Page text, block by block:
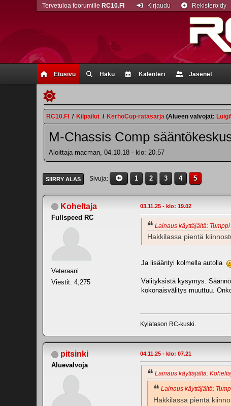
Etusivu Haku Kalenteri Jäsenet
Tervetuloa foorumille RC10.FI Kirjaudu Rekisteröidy
RC10.FI / Kilpailut / KerhoCup-ratasarja (Alueen valvojat:
M-Chassis Comp
Aloittaja macman, 04.10.18 - klo: 20.57
SIIRRY ALAS Sivuja 1 2 3 4 5
Koheltaja
Fullspeed RC
Veteraani
Viestit: 4,275
03.11.25 - klo: 19.02
Lainaus käyttäjältä:
Hakkilassa pientä
Ja lisääntyi kolmella autolla
Välityksistä kysymys.
kokonaisvälitys muuttuu.
Kylätason RC-kuski.
pitsinki
Aluevalvoja
04.11.25 - klo: 07.21
Lainaus käyttäjältä:
Lainaus käyttäjältä:
Hakkilassa pientä